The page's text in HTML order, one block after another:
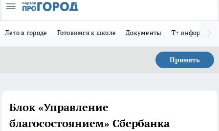
Лето в городе Готовимся к школе Документы Т+
Принять
Блок «Управление
благосостоянием» Сбербанка